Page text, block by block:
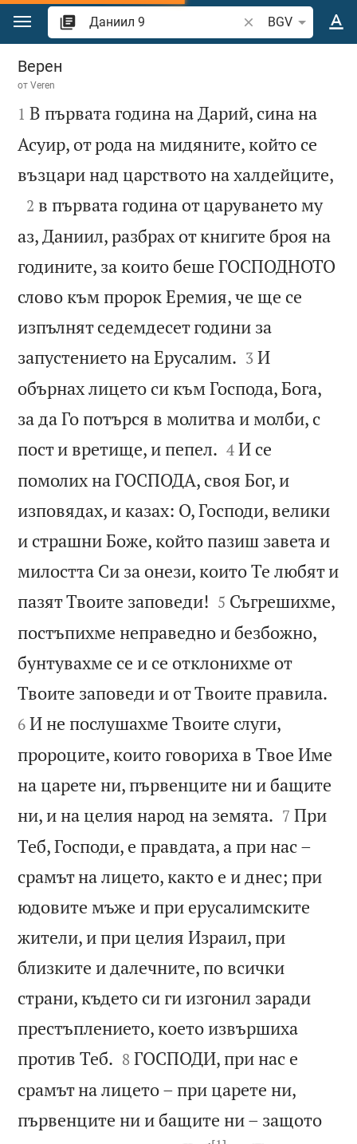
Преминете към съдържанието
Търсете стих или
BGV
Даниил 9
Верен
отVeren

1 В първата година на Дарий, сина на
Асуир, от рода на мидяните, който се
възцари над царството на халдейците,

2 в първата година от царуването му
аз, Даниил, разбрах от книгите броя на
годините, за които беше ГОСПОДНОТО
слово към пророк Еремия, че ще се
изпълнят седемдесет години за
запустението на Ерусалим. 

3 И
обърнах лицето си към Господа, Бога,
за да Го потърся в молитва и молби, с
пост и вретище, и пепел. 

4 И се
помолих на ГОСПОДА, своя Бог, и
изповядах, и казах: О, Господи, велики
и страшни Боже, който пазиш завета и
милостта Си за онези, които Те любят и
пазят Твоите заповеди! 

5 Съгрешихме,
постъпихме неправедно и безбожно,
бунтувахме се и се отклонихме от
Твоите заповеди и от Твоите правила.
6 И не послушахме Твоите слуги,
пророците, които говориха в Твое Име
на царете ни, първенците ни и бащите
ни, и на целия народ на земята. 

7 При
Теб, Господи, е правдата, а при нас –
срамът на лицето, както е и днес; при
юдовите мъже и при ерусалимските
жители, и при целия Израил, при
близките и далечните, по всички
страни, където си ги изгонил заради
престъплението, което извършиха
против Теб. 

8 ГОСПОДИ, при нас е
срамът на лицето – при царете ни,
първенците ни и бащите ни – защото